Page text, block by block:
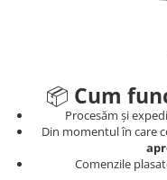
Snur Medalie
Medalii Personalizate
Suport medalii
📦 Cum
Procesăm și
Din momentul în care
Comenzile